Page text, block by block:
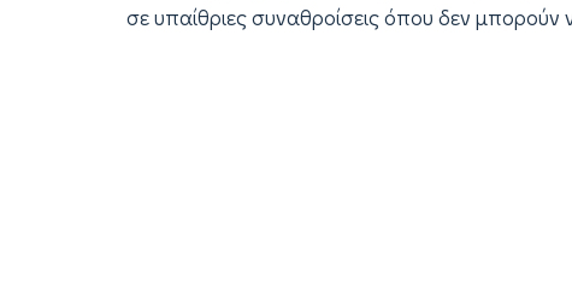
σε υπαίθριες συναθροίσεις όπου δεν μπορούν